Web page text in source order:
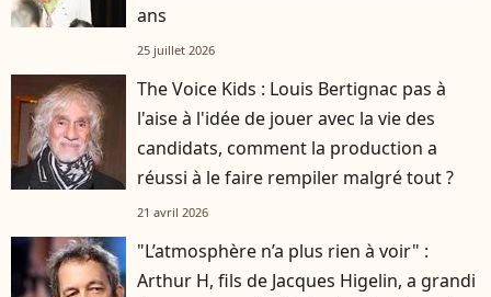
ans
25 juillet 2026
The Voice Kids : Louis Bertignac pas à
l'aise à l'idée de jouer avec la vie des
candidats, comment la production a
réussi à le faire rempiler malgré tout ?
21 avril 2026
"L’atmosphère n’a plus rien à voir" :
Arthur H, fils de Jacques Higelin, a grandi